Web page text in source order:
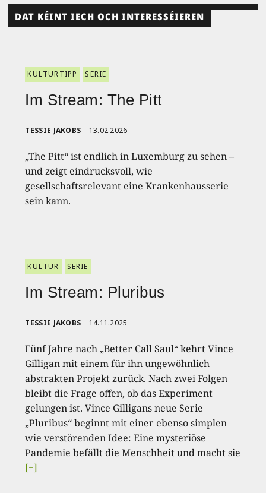
DAT KÉINT IECH OCH INTERESSÉIEREN
KULTURTIPP SERIE
Im Stream: The Pitt
TESSIE JAKOBS 13.02.2026
„The Pitt“ ist endlich in Luxemburg zu sehen –
und zeigt eindrucksvoll, wie
gesellschaftsrelevant eine Krankenhausserie
sein kann.
KULTUR SERIE
Im Stream: Pluribus
TESSIE JAKOBS 14.11.2025
Fünf Jahre nach „Better Call Saul“ kehrt Vince
Gilligan mit einem für ihn ungewöhnlich
abstrakten Projekt zurück. Nach zwei Folgen
bleibt die Frage offen, ob das Experiment
gelungen ist. Vince Gilligans neue Serie
„Pluribus“ beginnt mit einer ebenso simplen
wie verstörenden Idee: Eine mysteriöse
Pandemie befällt die Menschheit und macht sie
[+]